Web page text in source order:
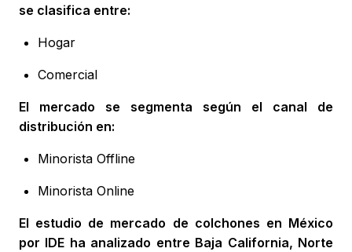
se clasifica entre:
Hogar
Comercial
El mercado se segmenta según el canal de
distribución en:
Minorista Offline
Minorista Online
El estudio de mercado de colchones en México
por IDE ha analizado entre Baja California, Norte